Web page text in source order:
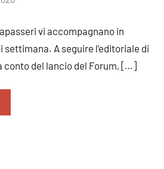
vi accompagnano in
settimana. A seguire l’editoriale di
conto del lancio del Forum, […]